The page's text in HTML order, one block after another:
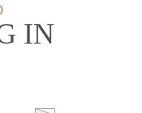
IN